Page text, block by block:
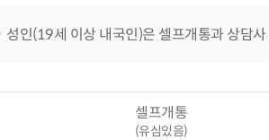
성인(19세 이상 내국인)은 셀프개통과 상담
셀프개통
(유심있음)